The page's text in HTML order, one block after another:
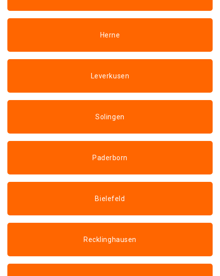
Herne
Leverkusen
Solingen
Paderborn
Bielefeld
Recklinghausen